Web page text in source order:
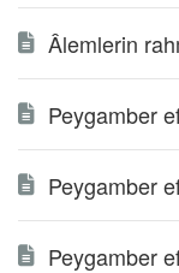
Âlemlerin
Peygamber
Peygamber
Peygamber